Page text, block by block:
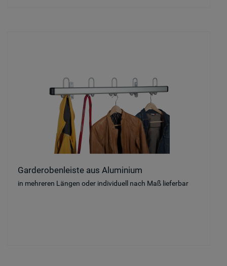
Garderobenleiste aus Aluminium
in mehreren Längen oder individuell nach Maß lieferbar